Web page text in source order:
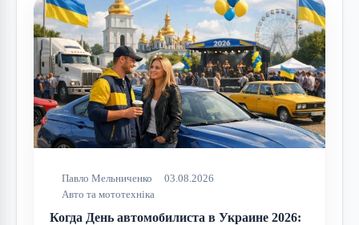
Павло Мельниченко
03.08.2026
Авто та мототехніка
Когда День автомобилиста в Украине 2026: